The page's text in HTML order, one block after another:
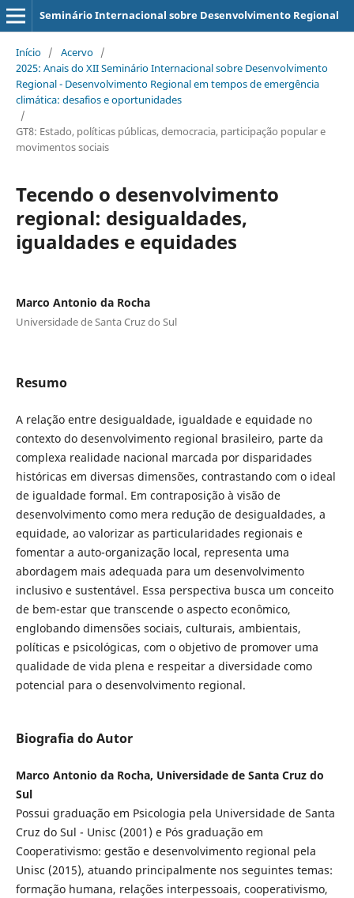
Seminário Internacional sobre Desenvolvimento Regional
Início / Acervo /
2025: Anais do XII Seminário Internacional sobre Desenvolvimento
Regional - Desenvolvimento Regional em tempos de emergência
climática: desafios e oportunidades
/
GT8: Estado, políticas públicas, democracia, participação popular e
movimentos sociais
Tecendo o desenvolvimento
regional: desigualdades,
igualdades e equidades
Marco Antonio da Rocha
Universidade de Santa Cruz do Sul
Resumo
A relação entre desigualdade, igualdade e equidade no
contexto do desenvolvimento regional brasileiro, parte da
complexa realidade nacional marcada por disparidades
históricas em diversas dimensões, contrastando com o ideal
de igualdade formal. Em contraposição à visão de
desenvolvimento como mera redução de desigualdades, a
equidade, ao valorizar as particularidades regionais e
fomentar a auto-organização local, representa uma
abordagem mais adequada para um desenvolvimento
inclusivo e sustentável. Essa perspectiva busca um conceito
de bem-estar que transcende o aspecto econômico,
englobando dimensões sociais, culturais, ambientais,
políticas e psicológicas, com o objetivo de promover uma
qualidade de vida plena e respeitar a diversidade como
potencial para o desenvolvimento regional.
Biografia do Autor
Marco Antonio da Rocha, Universidade de Santa Cruz do
Sul
Possui graduação em Psicologia pela Universidade de Santa
Cruz do Sul - Unisc (2001) e Pós graduação em
Cooperativismo: gestão e desenvolvimento regional pela
Unisc (2015), atuando principalmente nos seguintes temas:
formação humana, relações interpessoais, cooperativismo,